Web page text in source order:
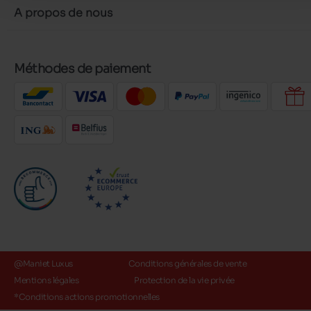
A propos de nous
Méthodes de paiement
@Maniet Luxus
Conditions générales de vente
Mentions légales
Protection de la vie privée
*Conditions actions promotionnelles